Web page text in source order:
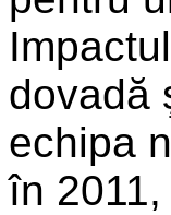
dovadă
echipa
în